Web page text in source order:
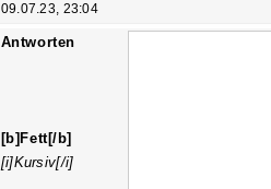
09.07.23, 23:04
Antworten
[b]Fett[/b]
[i]Kursiv[/i]